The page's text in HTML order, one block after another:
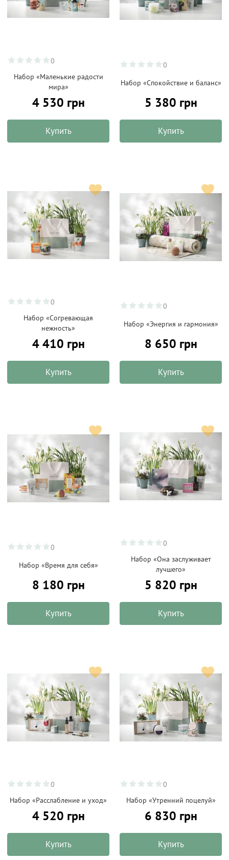
0
Набор «Маленькие радости
мира»
4 530 грн
Купить
0
Набор «Спокойствие и баланс»
5 380 грн
Купить
0
Набор «Согревающая
нежность»
4 410 грн
Купить
0
Набор «Энергия и гармония»
8 650 грн
Купить
0
Набор «Время для себя»
8 180 грн
Купить
0
Набор «Она заслуживает
лучшего»
5 820 грн
Купить
0
Набор «Расслабление и уход»
4 520 грн
Купить
0
Набор «Утренний поцелуй»
6 830 грн
Купить